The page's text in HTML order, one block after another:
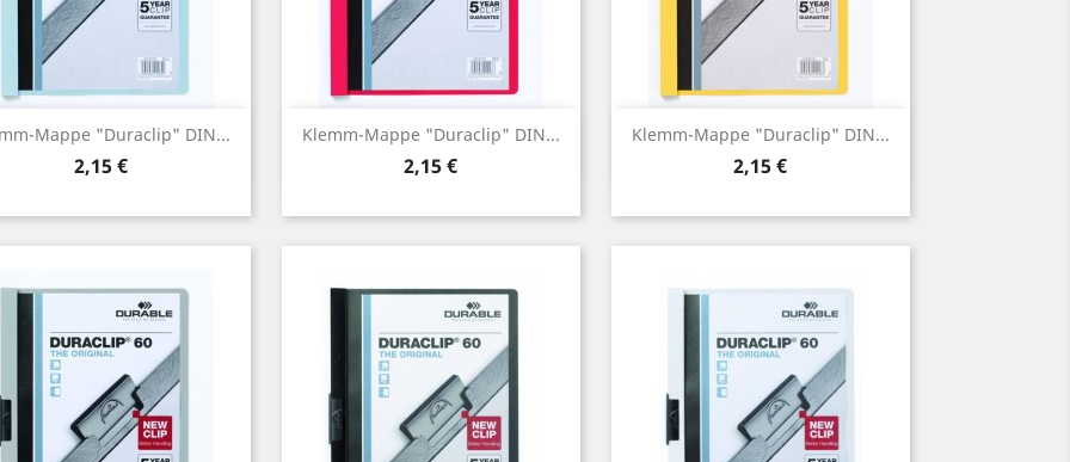
Mappe "Duraclip" DIN...
Preis
2,15 €
Vorschau Klemm-Mappe "Duraclip" DIN...
Preis
2,15 €
Vorschau Klemm-Mappe "Duraclip" DIN...
Preis
2,15 €
Vorschau